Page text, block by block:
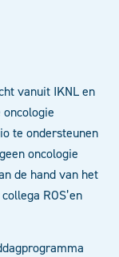
vanuit IKNL en
te ondersteunen
oncologie
de hand van het
ROS’en